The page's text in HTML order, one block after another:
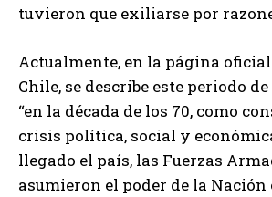
tuvieron que exiliarse por
Actualmente, en la página
Chile, se describe este periodo
“en la década de los 70, como
crisis política, social y
llegado el país, las Fuerzas
asumieron el poder de la Nación